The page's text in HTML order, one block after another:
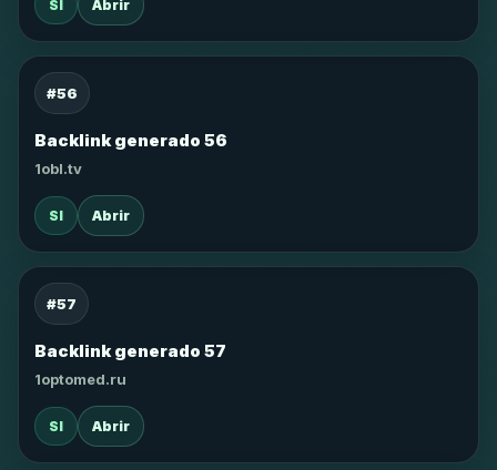
SI Abrir
#56
Backlink generado 56
1obl.tv
SI Abrir
#57
Backlink generado 57
1optomed.ru
SI Abrir